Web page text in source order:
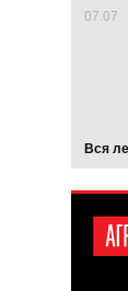
07.07
Вся